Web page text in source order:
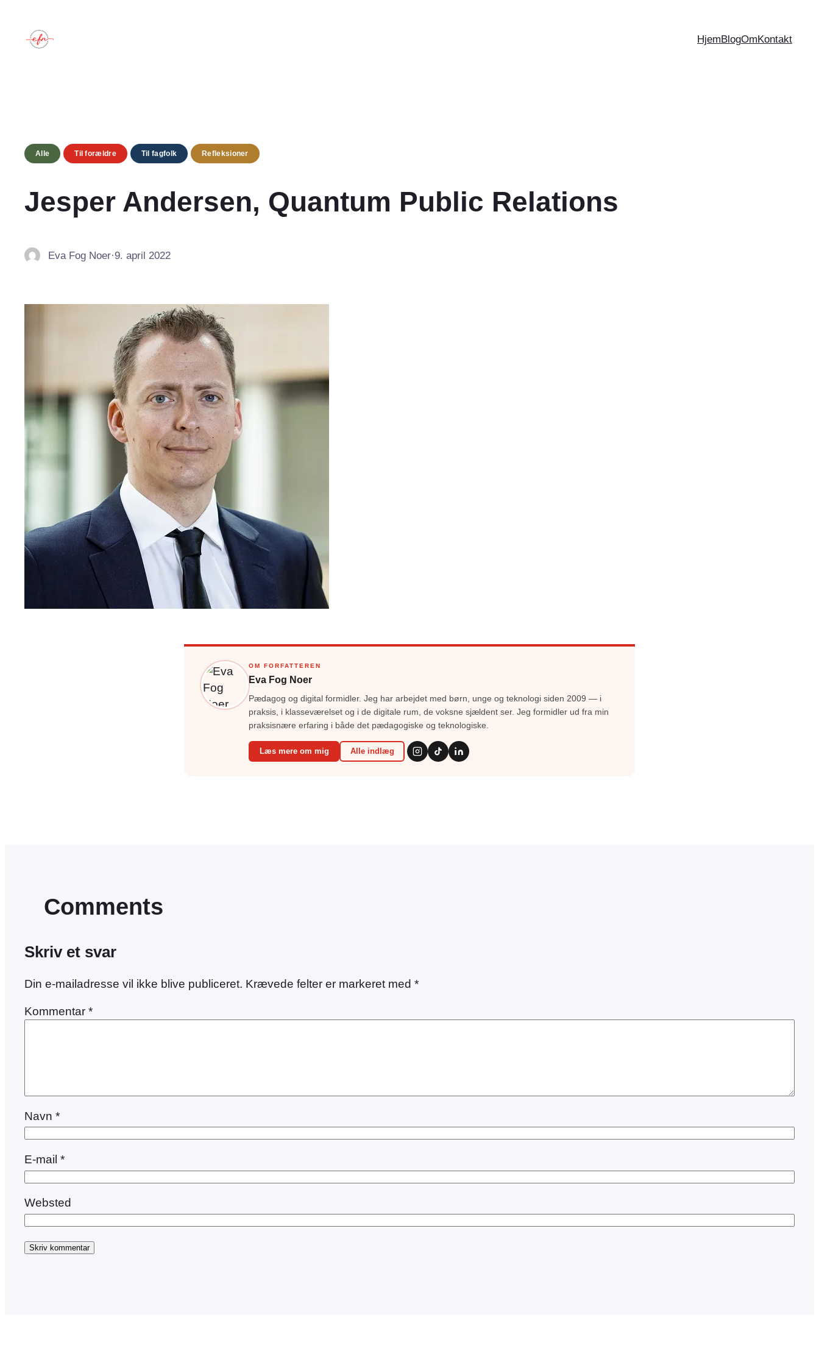
indhold
HjemBlogOmKontakt
Alle Til forældre Til fagfolk Refleksioner
Jesper Andersen, Quantum Public Relations
Eva Fog Noer·9. april 2022
OM FORFATTEREN
Eva Fog Noer
Pædagog og digital formidler. Jeg har arbejdet med børn, unge og teknologi siden 2009 — i
praksis, i klasseværelset og i de digitale rum, de voksne sjældent ser. Jeg formidler ud fra min
praksisnære erfaring i både det pædagogiske og teknologiske.
Læs mere om mig Alle indlæg
Comments
Skriv et svar
Din e-mailadresse vil ikke blive publiceret. Krævede felter er markeret med *
Kommentar *
Navn *
E-mail *
Websted